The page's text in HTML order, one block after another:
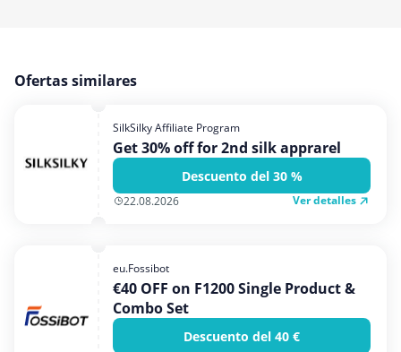
Ofertas similares
SilkSilky Affiliate Program
Get 30% off for 2nd silk apprarel
Descuento del 30 %
22.08.2026 Ver detalles
eu.Fossibot
€40 OFF on F1200 Single Product &
Combo Set
Descuento del 40 €